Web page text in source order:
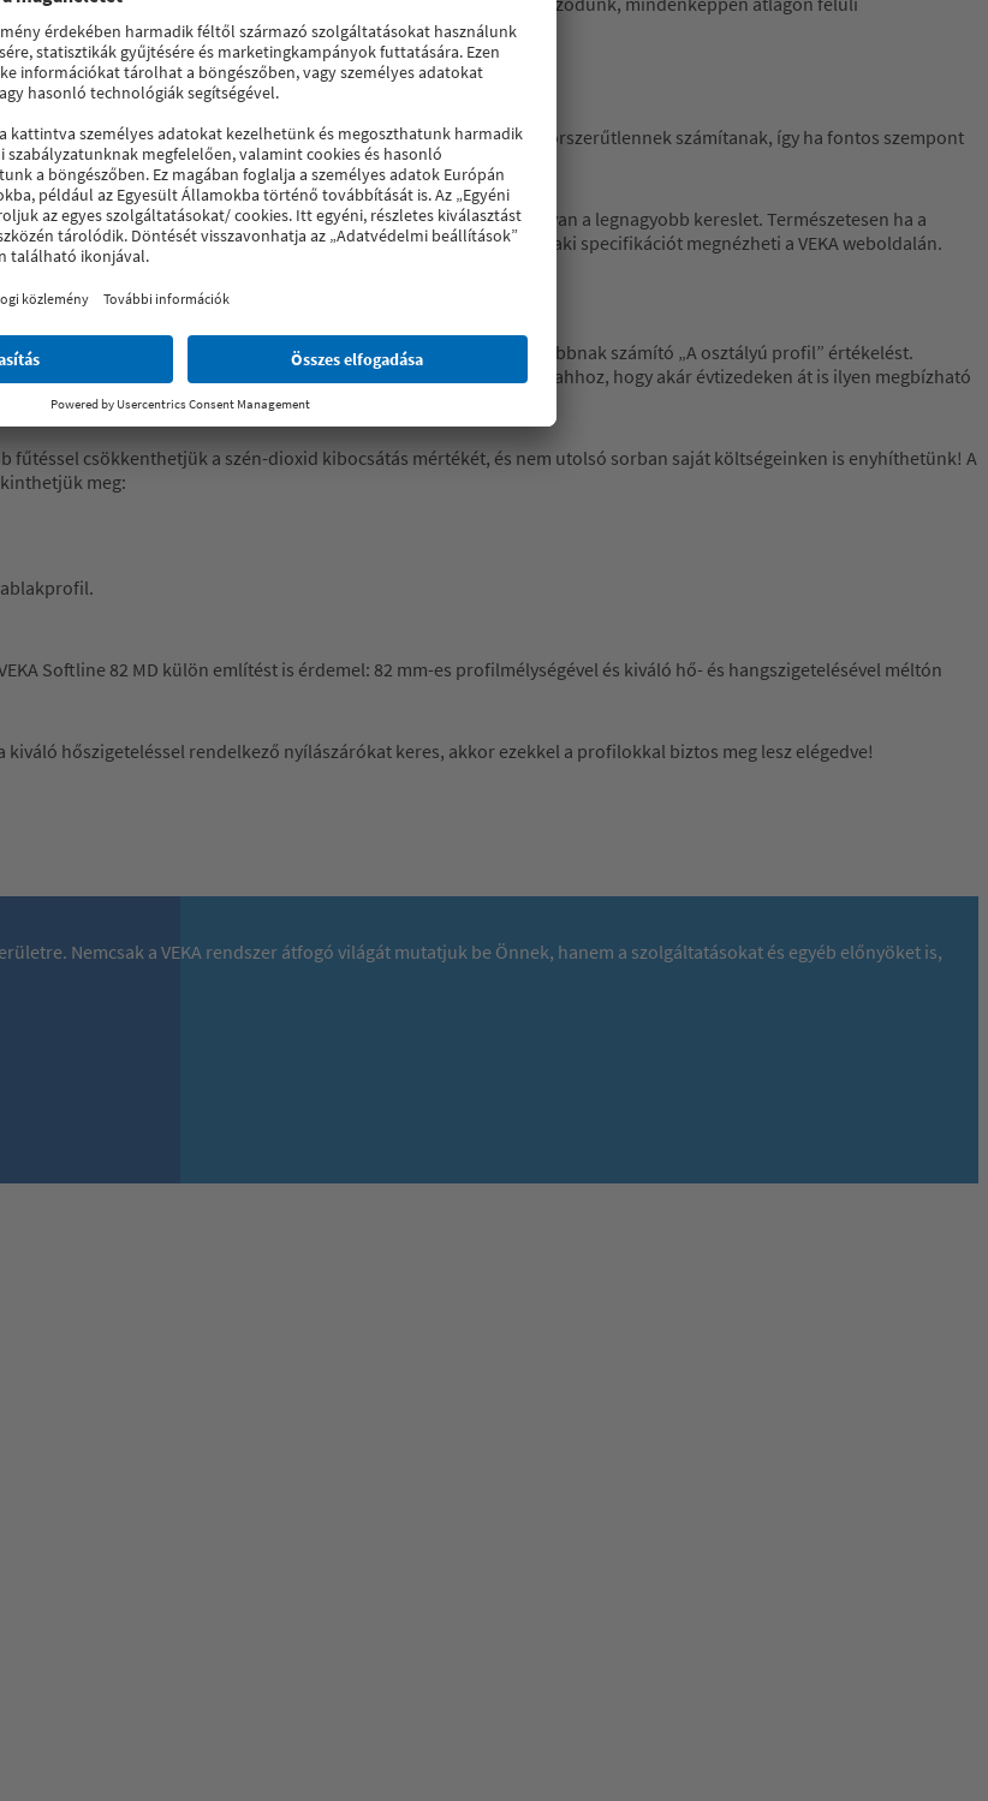
hőszigetelésre számíthatunk. A 3 légkamrás ablakok ma már korszerűtlennek számítanak, így ha fontos szempont
vásárolni.
és ez a piacon is megmutatkozik, mivel az ilyen profilokra van a legnagyobb kereslet. Természetesen ha a
akár 7 légkamrás ablakot is választhatunk, aminek a pontos műszaki specifikációt megnézheti a VEKA weboldalán.
is választhatunk
értéket tudják nyújtani a piacon, ezzel is érdemelték ki a legmagasabbnak számító „A osztályú profil” értékelést.
felüli stabilitása és a többrétegű üvegezési gyártás is hozzájárul ahhoz, hogy akár évtizedeken át is ilyen megbízható
fűtéssel csökkenthetjük a szén-dioxid kibocsátás mértékét, és nem utolsó sorban saját költségeinken is enyhíthetünk! A
meg:
Softline 82 MD külön említést is érdemel: 82 mm-es profilmélységével és kiváló hő- és hangszigetelésével méltón
kiváló hőszigeteléssel rendelkező nyílászárókat keres, akkor ezekkel a profilokkal biztos meg lesz elégedve!
Nemcsak a VEKA rendszer átfogó világát mutatjuk be Önnek, hanem a szolgáltatásokat és egyéb előnyöket is,